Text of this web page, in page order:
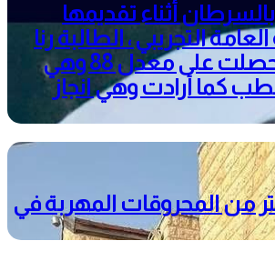
أثناء تقديمها
العامة التجريبي ، الطالبة رنا
سمير عساف حصلت على معدل 88 وهي
كما أرادت وهي انجاز
لتر من المحروقات المهربة في